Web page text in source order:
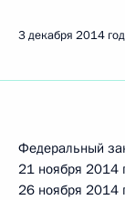
3 декабря 2014
Федеральный
21 ноября 2014
26 ноября 2014